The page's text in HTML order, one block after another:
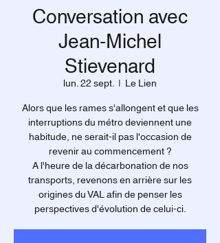
Conversation avec
Jean-Michel
Stievenard
lun. 22 sept.
  |
Le Lien
Alors que les rames s'allongent et que les
interruptions du métro deviennent une
habitude, ne serait-il pas l'occasion de
revenir au commencement ?
A l'heure de la décarbonation de nos
transports, revenons en arrière sur les
origines du VAL afin de penser les
perspectives d'évolution de celui-ci.